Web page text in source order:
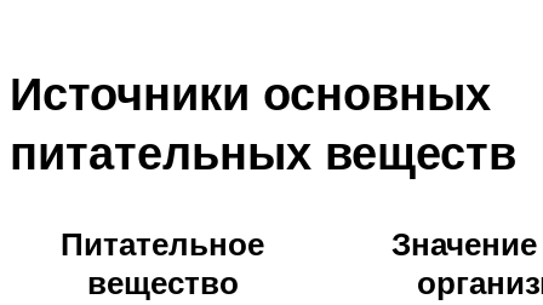
Источники основных
питательных веществ
Питательное
вещество